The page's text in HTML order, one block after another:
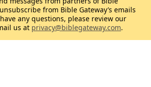
from Bible Gateway’s emails
any questions, please review our
us at privacy@biblegateway.com.